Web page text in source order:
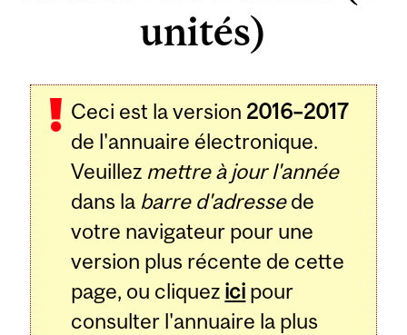
unités)
Ceci est la version 2016–2017
de l'annuaire électronique.
Veuillez mettre à jour l'année
dans la barre d'adressede
votre navigateur pour une
version plus récente de cette
page, ou cliquez ici pour
consulter l'annuaire la plus